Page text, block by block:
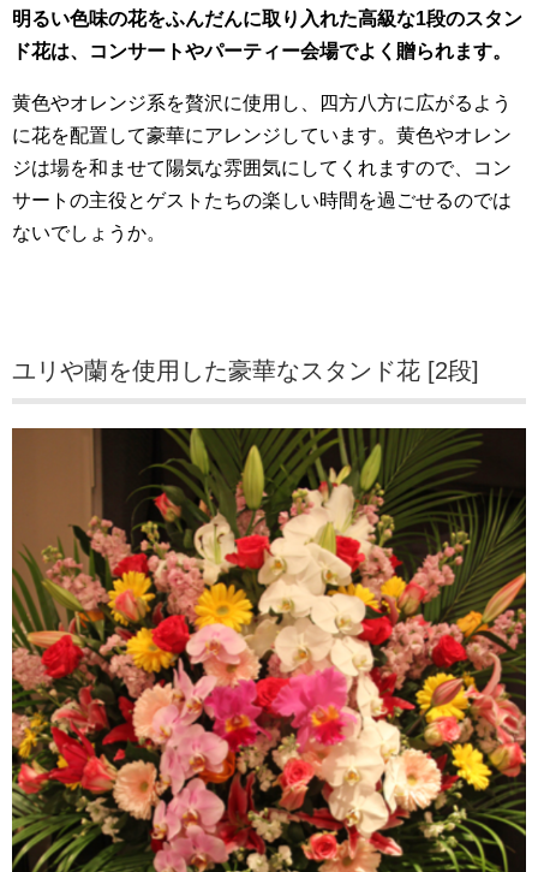
明るい色味の花をふんだんに取り入れた高級な1段のスタン
ド花は、コンサートやパーティー会場でよく贈られます。
黄色やオレンジ系を贅沢に使用し、四方八方に広がるよう
に花を配置して豪華にアレンジしています。黄色やオレン
ジは場を和ませて陽気な雰囲気にしてくれますので、コン
サートの主役とゲストたちの楽しい時間を過ごせるのでは
ないでしょうか。
ユリや蘭を使用した豪華なスタンド花 [2段]